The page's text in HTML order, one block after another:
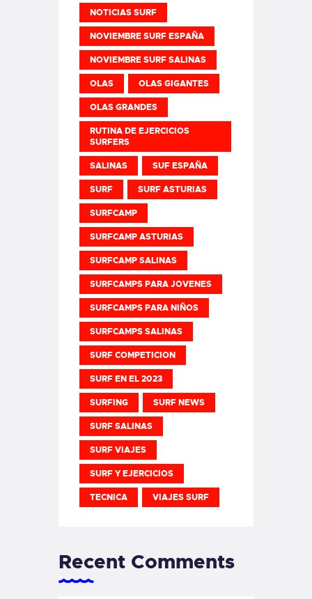
NOTICIAS SURF
NOVIEMBRE SURF ESPAÑA
NOVIEMBRE SURF SALINAS
OLAS OLAS GIGANTES
OLAS GRANDES
RUTINA DE EJERCICIOS
SURFERS
SALINAS SUF ESPAÑA
SURF SURF ASTURIAS
SURFCAMP
SURFCAMP ASTURIAS
SURFCAMP SALINAS
SURFCAMPS PARA JOVENES
SURFCAMPS PARA NIÑOS
SURFCAMPS SALINAS
SURF COMPETICION
SURF EN EL 2023
SURFING SURF NEWS
SURF SALINAS
SURF VIAJES
SURF Y EJERCICIOS
TECNICA VIAJES SURF
Recent Comments